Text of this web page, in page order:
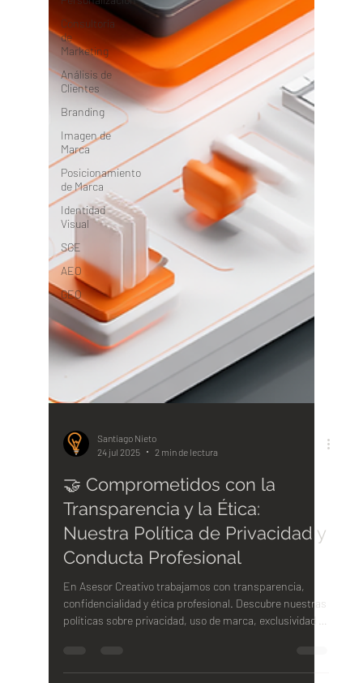
Consultoría
de
Marketing
Análisis de
Clientes
Branding
Imagen de
Marca
Posicionamiento
de Marca
Identidad
Visual
SGE
AEO
GEO
2 min de lectura
🤝 Comprometidos con la
Transparencia y la Ética:
Nuestra Política de Privacidad y
Conducta Profesional
En Asesor Creativo trabajamos con transparencia,
confidencialidad y ética profesional. Descubre nuestras